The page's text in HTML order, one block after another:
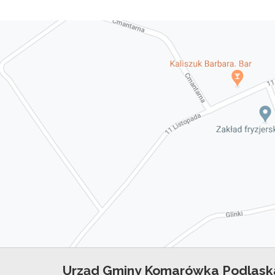
Urząd Gminy Komarówka